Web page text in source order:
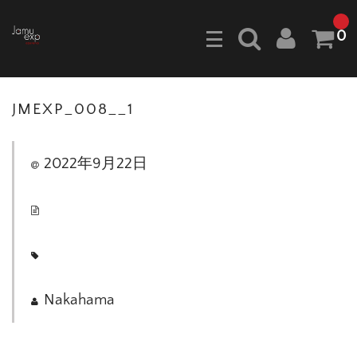
0
JMEXP_008__1
2022年9月22日
Nakahama